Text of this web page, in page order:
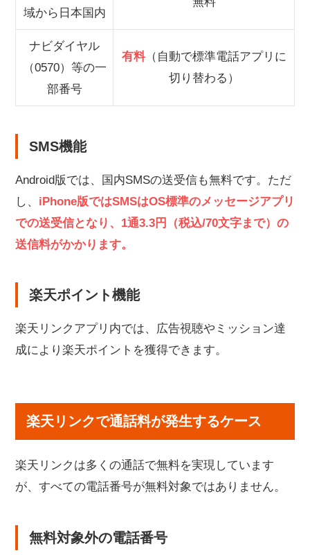
域から日本国内
ナビダイヤル
（0570）等の一
部番号
有料（自動で標準電話アプリに
切り替わる）
SMS機能
Android版では、国内SMSの送受信も無料です。ただ
し、 iPhone版ではSMSはOS標準のメッセージアプリ
での送受信となり、1通3.3円（税込/70文字まで）の
送信料がかかります。
楽天ポイント機能
楽天リンクアプリ内では、広告視聴やミッション達
成により楽天ポイントを獲得できます。
楽天リンクで通話料が発生するケース
楽天リンクは多くの通話で無料を実現しています
が、すべての電話番号が無料対象ではありません。
無料対象外の電話番号